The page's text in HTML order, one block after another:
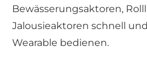
Bewässerungsaktoren,
Jalousieaktoren schnell
Wearable bedienen.